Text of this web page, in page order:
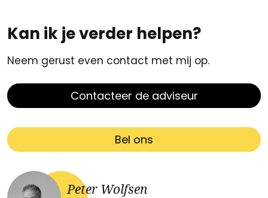
Kan ik je verder helpen?
Neem gerust even contact met mij op.
Contacteer de adviseur
Bel ons
Peter Wolfsen